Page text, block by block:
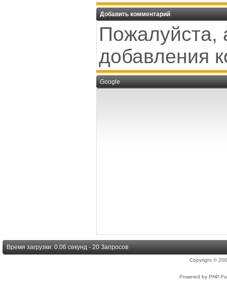
Добавить комментарий
Пожалуйста,
добавления
Google
Время загрузки: 0.06 секунд - 20 Запросов
Copyright ©
Powered by PHP-